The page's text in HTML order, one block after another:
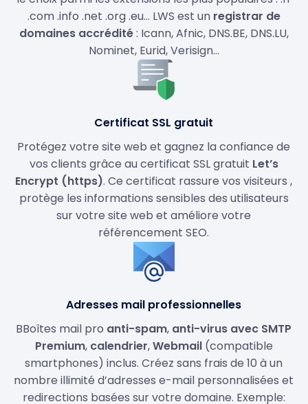
.com .info .net .org .eu… LWS est un registrar de
domaines accrédité: Icann, Afnic, DNS.BE, DNS.LU,
Nominet, Eurid, Verisign…
Certificat SSL gratuit
Protégez votre site web et gagnez la confiance de
vos clients grâce au certificat SSL gratuit Let’s
Encrypt (https). Ce certificat rassure vos visiteurs ,
protège les informations sensibles des utilisateurs
sur votre site web et améliore votre
référencement SEO.
Adresses mail professionnelles
BBoîtes mail pro anti-spam, anti-virus avec SMTP
Premium, calendrier,Webmail(compatible
smartphones) inclus. Créez sans frais de 10 à un
nombre illimité d’adresses e-mail personnalisées et
redirections basées sur votre domaine. Exemple: